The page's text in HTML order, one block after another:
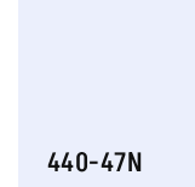
440-47N